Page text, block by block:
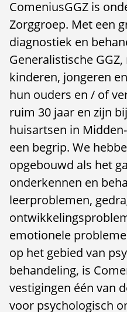
ComeniusGGZ is
Zorggroep. Met een
diagnostiek en
Generalistische
kinderen, jongeren
hun ouders en / of
ruim 30 jaar en zijn
huisartsen in
een begrip. We
opgebouwd als het
onderkennen en
leerproblemen,
emotionele
op het gebied van
behandeling, is
vestigingen één van
voor psychologisch